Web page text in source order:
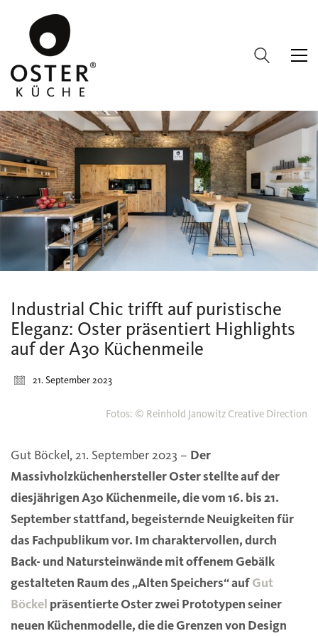
Industrial Chic trifft auf puristische
Eleganz: Oster präsentiert Highlights
auf der A30 Küchenmeile
21. September 2023
Fotos: © Reinhold Janowitz Creative Direction
Gut Böckel, 21. September 2023 – Der
Massivholzküchenhersteller Oster stellte auf der
diesjährigen A30 Küchenmeile, die vom 16. bis 21.
September stattfand, begeisternde Neuigkeiten für
das Fachpublikum vor. Im charaktervollen, durch
Back- und Natursteinwände mit offenem Gebälk
gestalteten Raum des „Alten Speichers“ aufGut
Böckel präsentierte Oster zwei Prototypen seiner
neuen Küchenmodelle, die die Grenzen von Design